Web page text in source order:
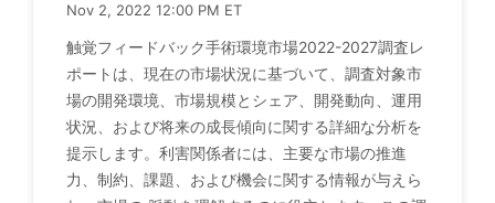
Nov 2, 2022 12:00 PM ET
触覚フィードバック手術環境市場2022-2027調査レ
ポートは、現在の市場状況に基づいて、調査対象市
場の開発環境、市場規模とシェア、開発動向、運用
状況、および将来の成長傾向に関する詳細な分析を
提示します。利害関係者には、主要な市場の推進
力、制約、課題、および機会に関する情報が与えら